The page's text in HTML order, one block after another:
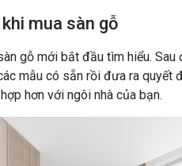
mua sàn gỗ
gỗ mới bắt đầu tìm hiểu.
mẫu có sẵn rồi đưa ra quyết
hơn với ngôi nhà của bạn.